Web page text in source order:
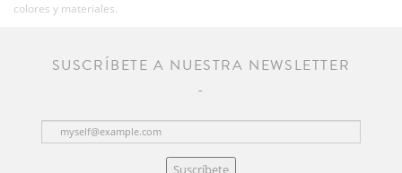
colores y materiales.
SUSCRÍBETE A NUESTRA NEWSLETTER
Suscríbete